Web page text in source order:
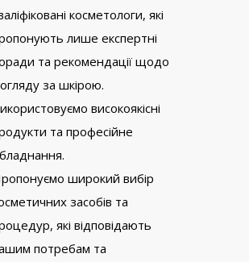
косметологи, які
лише експертні
та рекомендації щодо
за шкірою.
високоякісні
та професійне
широкий вибір
засобів та
які відповідають
потребам та